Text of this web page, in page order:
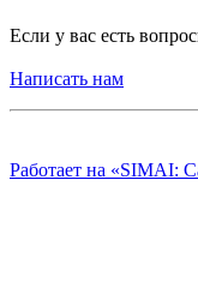
Если у вас есть
Написать нам
Работает на «SIMAI: